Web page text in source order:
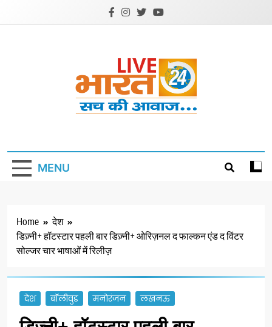
MENU
Home
देश
डिज़्नी+ हॉटस्टार पहली बार डिज़्नी+ ओरिज़नल द फाल्कन एंड द विंटर
सोल्जर चार भाषाओं में रिलीज़
देश बॉलीवुड मनोरंजन लखनऊ